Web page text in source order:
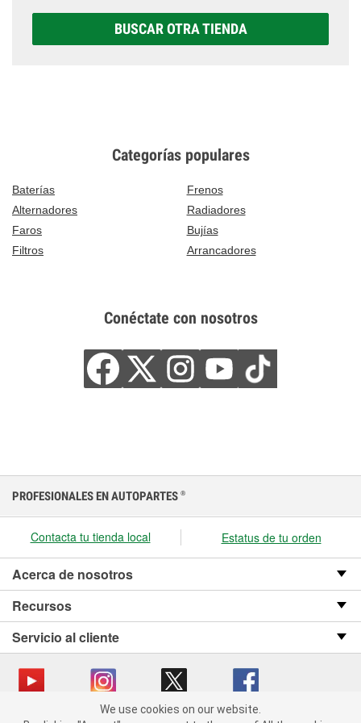
BUSCAR OTRA TIENDA
Categorías populares
Baterías
Frenos
Alternadores
Radiadores
Faros
Bujías
Filtros
Arrancadores
Conéctate con nosotros
We use cookies on our website. By clicking "Accept", you consent
PROFESIONALES EN AUTOPARTES ®
Contacta tu tienda local Estatus de tu orden
Acerca de nosotros
Recursos
Servicio al cliente
We use cookies on our website.